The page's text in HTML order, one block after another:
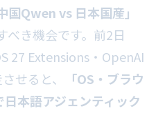
国Qwen vs 日本国産」
べき機会です。前2日
27 Extensions・OpenAI
せると、
「OS・ブラウ
本語アジェンティック